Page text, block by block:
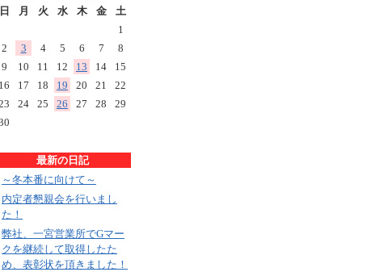
日
月 火 水 木 金
土
1
2
3 4 5 6 7
8
9
10 11 12 13 14
15
16
17 18 19 20 21
22
24 25 26 27 28
29
最新の日記
～冬本番に向けて～
内定者懇親会を行いまし
た！
弊社、一宮営業所でGマー
クを継続して取得したた
め、表彰状を頂きました！